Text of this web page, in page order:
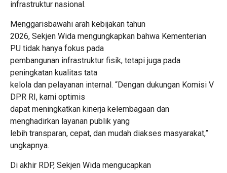
infrastruktur nasional.
Menggarisbawahi arah kebijakan tahun
2026, Sekjen Wida mengungkapkan bahwa Kementerian
PU tidak hanya fokus pada
pembangunan infrastruktur fisik, tetapi juga pada
peningkatan kualitas tata
kelola dan pelayanan internal. “Dengan dukungan Komisi V
DPR RI, kami optimis
dapat meningkatkan kinerja kelembagaan dan
menghadirkan layanan publik yang
lebih transparan, cepat, dan mudah diakses masyarakat,”
ungkapnya.
Di akhir RDP, Sekjen Wida mengucapkan